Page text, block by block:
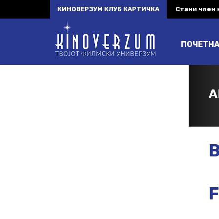
КИНОВЕРЗУМ КЛУБ КАРТИЧКА Стани член
ПОЧЕТНА